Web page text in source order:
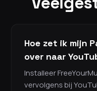
Hoe zet ik mijn
over naar
Installeer
vervolgens bij